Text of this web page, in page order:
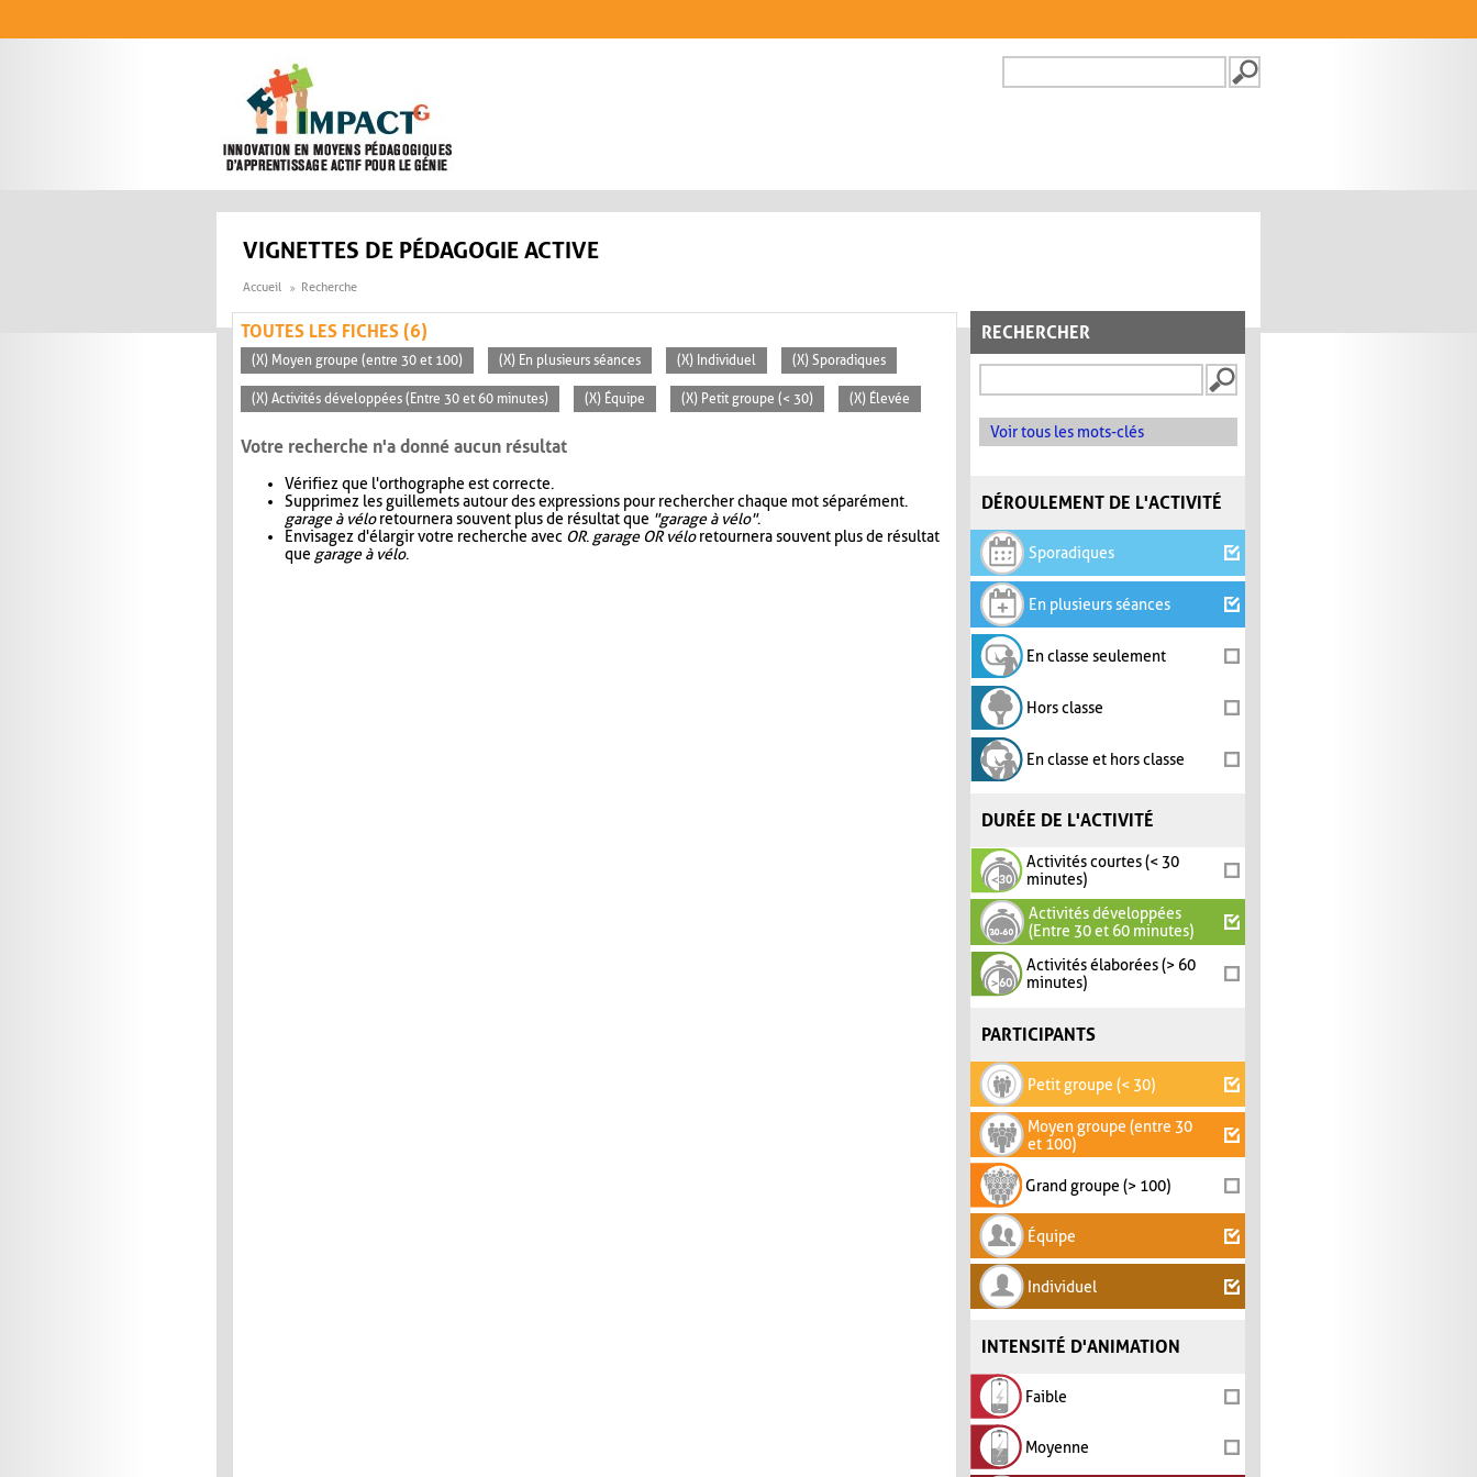
FORMULAIRE DE
VIGNETTES DE PÉDAGOGIE ACTIVE
Accueil Recherche
RECHERCHER
Voir tous les mots-clés
DÉROULEMENT DE L'ACTIVITÉ
Sporadiques
En plusieurs séances
En classe seulement
Hors classe
En classe et hors classe
DURÉE DE L'ACTIVITÉ
Activités courtes (< 30
minutes)
Activités développées
(Entre 30 et 60 minutes)
Activités élaborées (> 60
minutes)
PARTICIPANTS
Petit groupe (< 30)
Moyen groupe (entre 30
et 100)
Grand groupe (> 100)
Équipe
Individuel
INTENSITÉ D'ANIMATION
Faible
Moyenne
TOUTES LES FICHES (6)
(X) Moyen groupe (entre 30 et 100) (X) En plusieurs séances (X) Individuel (X) Sporadiques
(X) Activités développées (Entre 30 et 60 minutes) (X) Équipe (X) Petit groupe (< 30) (X) Élevée
Votre recherche n'a donné aucun résultat
Vérifiez que l'orthographe est correcte.
Supprimez les guillemets autour des expressions pour rechercher chaque mot séparément.
garage à véloretournera souvent plus de résultat que "garage à vélo".
Envisagez d'élargir votre recherche avec OR. garage OR véloretournera souvent plus de résultat
que garage à vélo.